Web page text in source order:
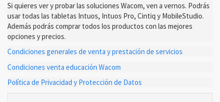
Si quieres ver y probar las soluciones Wacom, ven a vernos. Podrás
usar todas las tabletas Intuos, Intuos Pro, Cintiq y MobileStudio.
Además podrás comprar todos los productos con las mejores
opciones y precios.
Condiciones generales de venta y prestación de servicios
Condiciones venta educación Wacom
Política de Privacidad y Protección de Datos